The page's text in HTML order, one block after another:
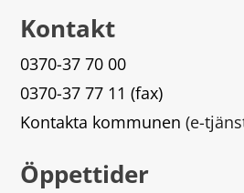
Kontakt
0370-37 70 00
0370-37 77 11 (fax)
Kontakta kommunen (e-
Öppettider